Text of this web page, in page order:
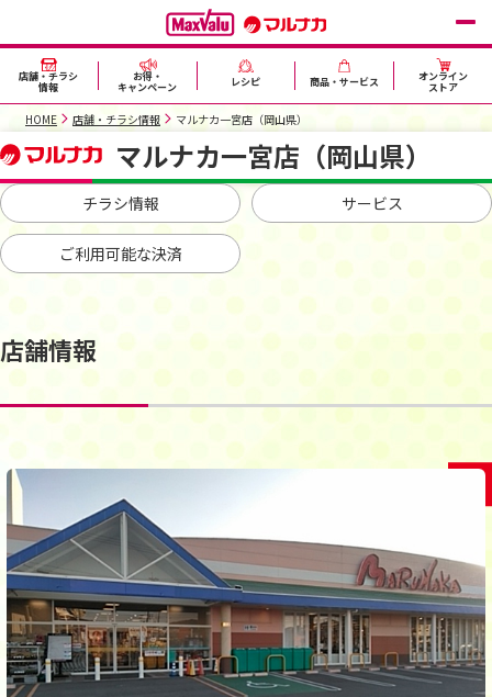
店舗・チラシ
情報
お得・
キャンペーン レシピ 商品・サービス オンライン
ストア
HOME 店舗・チラシ情報 マルナカ一宮店（岡山県）
マルナカ一宮店（岡山県）
チラシ情報 サービス
ご利用可能な決済
店舗情報